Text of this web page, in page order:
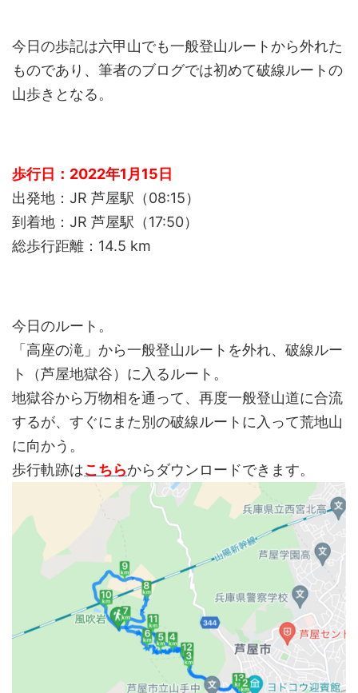
今日の歩記は六甲山でも一般登山ルートから外れた
ものであり、筆者のブログでは初めて破線ルートの
山歩きとなる。
歩行日：2022年1月15日
出発地：JR 芦屋駅（08:15）
到着地：JR 芦屋駅（17:50）
総歩行距離：14.5 km
今日のルート。
「高座の滝」から一般登山ルートを外れ、破線ルー
ト（芦屋地獄谷）に入るルート。
地獄谷から万物相を通って、再度一般登山道に合流
するが、すぐにまた別の破線ルートに入って荒地山
に向かう。
歩行軌跡はこちらからダウンロードできます。